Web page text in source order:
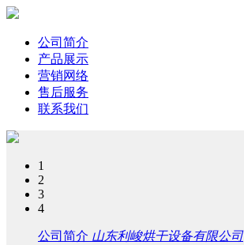
公司简介
产品展示
营销网络
售后服务
联系我们
1
2
3
4
公司简介 山东利峻烘干设备有限公司